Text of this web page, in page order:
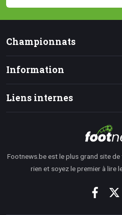
Championnats
Information
Liens internes
Footnews.be est le plus grand site
rien et soyez le premier à lire